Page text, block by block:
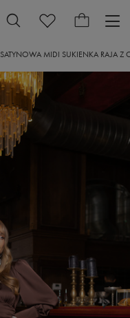
SATYNOWA MIDI SUKIENKA RAJA Z